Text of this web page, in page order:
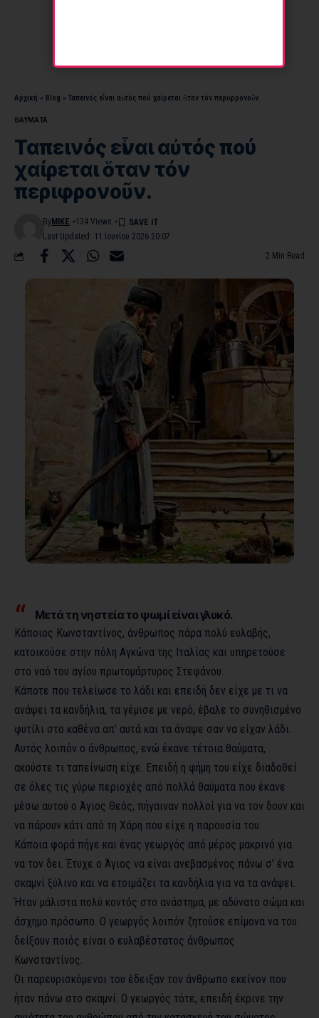
Αρχική » Blog » Ταπεινός εἶναι αὐτός πού χαίρεται ὅταν τόν περιφρονοῦν.
ΘΑΥΜΑΤΑ
Ταπεινός εἶναι αὐτός πού
χαίρεται ὅταν τόν
περιφρονοῦν.
Last Updated: 11 Ιουνίου 2026 20:07
By MIKE 134 Views
2 Min Read
Μετά τη νηστεία το ψωμί είναι γλυκό.
Κάποιος Κωνσταντίνος, άνθρωπος πάρα πολύ ευλαβής,
κατοικούσε στην πόλη Αγκώνα της Ιταλίας και υπηρετούσε
στο ναό του αγίου πρωτομάρτυρος Στεφάνου.
Κάποτε που τελείωσε το λάδι και επειδή δεν είχε με τι να
ανάψει τα κανδήλια, τα γέμισε με νερό, έβαλε το συνηθισμένο
φυτίλι στο καθένα απ’ αυτά και τα άναψε σαν να είχαν λάδι.
Αυτός λοιπόν ο άνθρωπος, ενώ έκανε τέτοια θαύματα,
ακούστε τι ταπείνωση είχε. Επειδή η φήμη του είχε διαδοθεί
σε όλες τις γύρω περιοχές από πολλά θαύματα που έκανε
μέσω αυτού ο Άγιος Θεός, πήγαιναν πολλοί για να τον δουν και
να πάρουν κάτι από τη Χάρη που είχε η παρουσία του.
Κάποια φορά πήγε και ένας γεωργός από μέρος μακρινό για
να τον δει. Έτυχε ο Άγιος να είναι ανεβασμένος πάνω σ’ ένα
σκαμνί ξύλινο και να ετοιμάζει τα κανδήλια για να τα ανάψει.
Ήταν μάλιστα πολύ κοντός στο ανάστημα, με αδύνατο σώμα και
άσχημο πρόσωπο. Ο γεωργός λοιπόν ζητούσε επίμονα να του
δείξουν ποιός είναι ο ευλαβέστατος άνθρωπος
Κωνσταντίνος.
Οι παρευρισκόμενοι του έδειξαν τον άνθρωπο εκείνον που
ήταν πάνω στο σκαμνί. Ο γεωργός τότε, επειδή έκρινε την